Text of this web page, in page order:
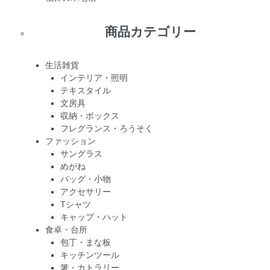
商品カテゴリー
生活雑貨
インテリア・照明
テキスタイル
文房具
収納・ボックス
フレグランス・ろうそく
ファッション
サングラス
めがね
バッグ・小物
アクセサリー
Tシャツ
キャップ・ハット
食卓・台所
包丁・まな板
キッチンツール
箸・カトラリー